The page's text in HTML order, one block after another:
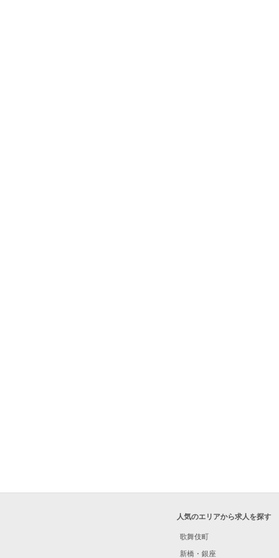
人気のエリアから求人を探す
歌舞伎町
新橋・銀座